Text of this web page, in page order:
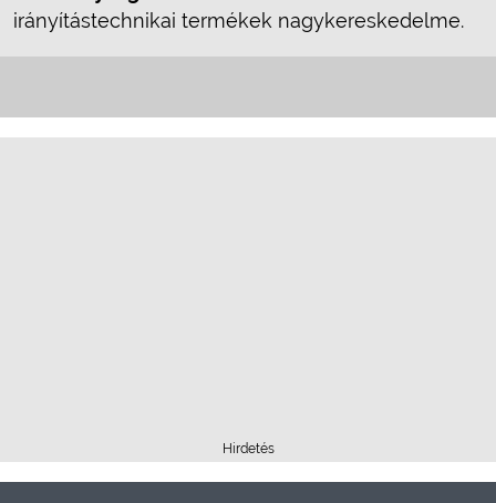
irányítástechnikai termékek nagykereskedelme.
Hirdetés